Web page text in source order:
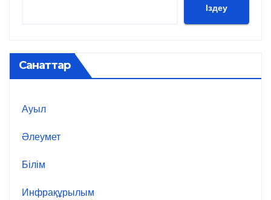
Іздеу
Санаттар
Ауыл
Әлеумет
Білім
Инфрақұрылым